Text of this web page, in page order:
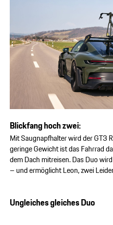
Blickfang hoch zwei:
Mit Saugnapfhalter wird der GT3
geringe Gewicht ist das Fahrrad
dem Dach mitreisen. Das Duo
– und ermöglicht Leon, zwei
Ungleiches gleiches Duo